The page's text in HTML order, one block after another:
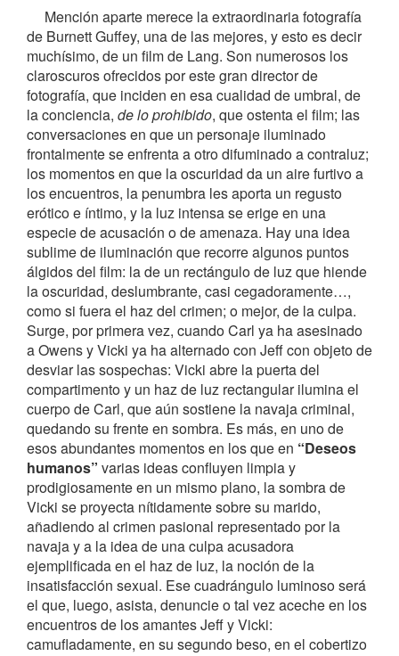
Mención aparte merece la extraordinaria fotografía
de Burnett Guffey, una de las mejores, y esto es decir
muchísimo, de un film de Lang. Son numerosos los
claroscuros ofrecidos por este gran director de
fotografía, que inciden en esa cualidad de umbral, de
la conciencia, de lo prohibido, que ostenta el film; las
conversaciones en que un personaje iluminado
frontalmente se enfrenta a otro difuminado a contraluz;
los momentos en que la oscuridad da un aire furtivo a
los encuentros, la penumbra les aporta un regusto
erótico e íntimo, y la luz intensa se erige en una
especie de acusación o de amenaza. Hay una idea
sublime de iluminación que recorre algunos puntos
álgidos del film: la de un rectángulo de luz que hiende
la oscuridad, deslumbrante, casi cegadoramente…,
como si fuera el haz del crimen; o mejor, de la culpa.
Surge, por primera vez, cuando Carl ya ha asesinado
a Owens y Vicki ya ha alternado con Jeff con objeto de
desviar las sospechas: Vicki abre la puerta del
compartimento y un haz de luz rectangular ilumina el
cuerpo de Carl, que aún sostiene la navaja criminal,
quedando su frente en sombra. Es más, en uno de
esos abundantes momentos en los que en “Deseos
humanos” varias ideas confluyen limpia y
prodigiosamente en un mismo plano, la sombra de
Vicki se proyecta nítidamente sobre su marido,
añadiendo al crimen pasional representado por la
navaja y a la idea de una culpa acusadora
ejemplificada en el haz de luz, la noción de la
insatisfacción sexual. Ese cuadrángulo luminoso será
el que, luego, asista, denuncie o tal vez aceche en los
encuentros de los amantes Jeff y Vicki:
camufladamente, en su segundo beso, en el cobertizo